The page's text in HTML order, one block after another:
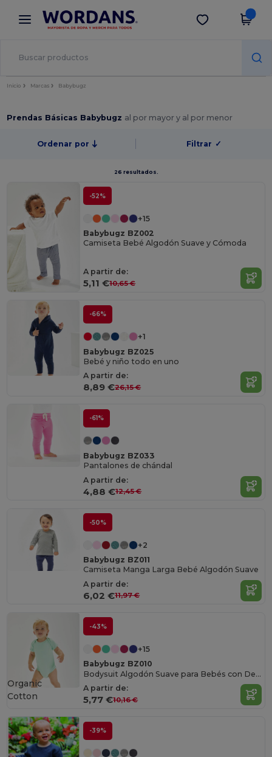
× App de Wordans
¡Mejores precios en app!
Descargar app
Inicio Marcas Babybugz
Prendas Básicas Babybugz al por mayor y al por menor
Ordenar por Filtrar ✓
26 resultados.
-52%
+15
Babybugz BZ002
Camiseta Bebé Algodón Suave y Cómoda
A partir de:
5,11 €10,65 €
-66%
+1
Babybugz BZ025
Bebé y niño todo en uno
A partir de:
8,89 €26,15 €
-61%
Babybugz BZ033
Pantalones de chándal
A partir de:
4,88 €12,45 €
-50%
+2
Babybugz BZ011
Camiseta Manga Larga Bebé Algodón Suave
A partir de:
6,02 €11,97 €
-43%
+15
Babybugz BZ010
Bodysuit Algodón Suave para Bebés con Detalles
A partir de:
5,77 €10,16 €
Organic
Cotton
-39%